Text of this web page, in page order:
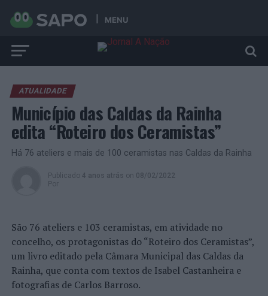
MENU
ATUALIDADE
Município das Caldas da Rainha
edita “Roteiro dos Ceramistas”
Há 76 ateliers e mais de 100 ceramistas nas Caldas da Rainha
Publicado 4 anos atrás on 08/02/2022
Por
São 76 ateliers e 103 ceramistas, em atividade no
concelho, os protagonistas do “Roteiro dos Ceramistas”,
um livro editado pela Câmara Municipal das Caldas da
Rainha, que conta com textos de Isabel Castanheira e
fotografias de Carlos Barroso.